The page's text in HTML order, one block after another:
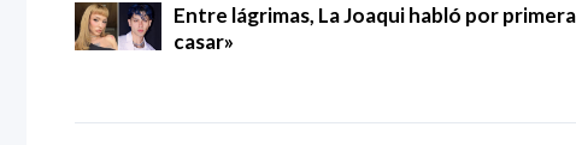
Entre lágrimas, La Joaqui habló por
casar»